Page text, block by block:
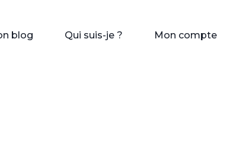
blog Qui suis-je ? Mon compte